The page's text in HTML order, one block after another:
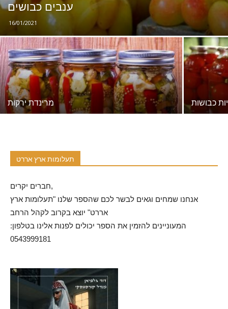
ענבים כבושים
16/01/2021
מרינדת ירקות כבושות
תעלומות ארץ אררט
חברים יקרים,
אנחנו שמחים וגאים לבשר לכם שהספר שלנו "תעלומות ארץ
אררט" יוצא בקרוב לקהל הרחב
המעוניינים להזמין את הספר יכולים לפנות אלינו בטלפון:
0543999181